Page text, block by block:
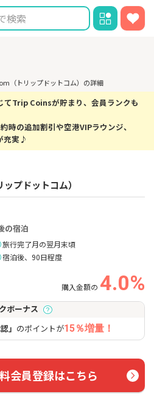
（トリップドットコム）の詳細
Trip Coinsが貯まり、会員ランクも
時の追加割引や空港VIPラウンジ、
充実♪
プドットコム）
の宿泊
旅行完了月の翌月末頃
宿泊後、90日程度
購入金額の 4.0%
ボーナス
」 のポイントが15％増量！
会員登録はこちら